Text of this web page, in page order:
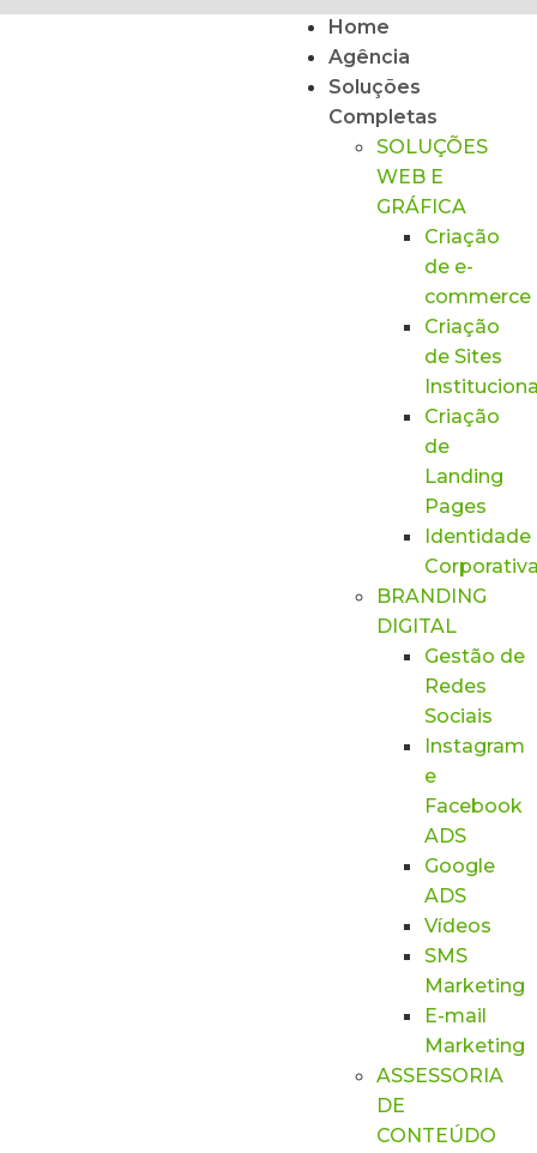
Home
Agência
Soluções
Completas
SOLUÇÕES
WEB E
GRÁFICA
Criação
de e-
commerce
Criação
de Sites
Criação
de
Landing
Pages
Identidade
BRANDING
DIGITAL
Gestão de
Redes
Sociais
Instagram
e
Facebook
ADS
Google
ADS
Vídeos
SMS
Marketing
E-mail
Marketing
ASSESSORIA
DE
CONTEÚDO